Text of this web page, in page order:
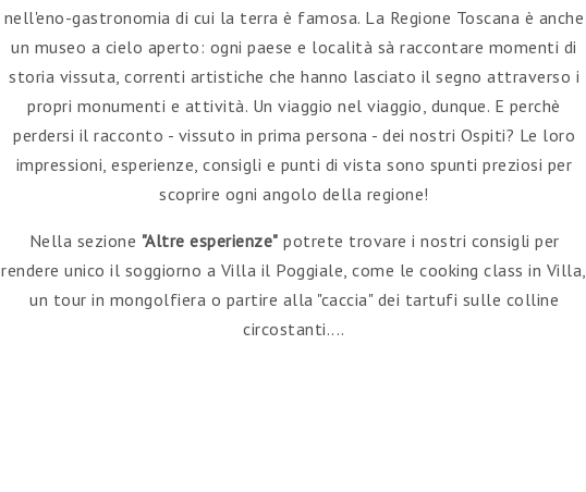
nell'eno-gastronomia di cui la terra è famosa. La Regione Toscana è anche
un museo a cielo aperto: ogni paese e località sà raccontare momenti di
storia vissuta, correnti artistiche che hanno lasciato il segno attraverso i
propri monumenti e attività. Un viaggio nel viaggio, dunque. E perchè
perdersi il racconto - vissuto in prima persona - dei nostri Ospiti? Le loro
impressioni, esperienze, consigli e punti di vista sono spunti preziosi per
scoprire ogni angolo della regione!
Nella sezione "Altre esperienze" potrete trovare i nostri consigli per
rendere unico il soggiorno a Villa il Poggiale, come le cooking class in Villa,
un tour in mongolfiera o partire alla "caccia" dei tartufi sulle colline
circostanti....